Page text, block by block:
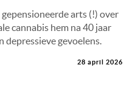
arts (!) over
cannabis hem na 40 jaar
depressieve gevoelens.
28 april 2026